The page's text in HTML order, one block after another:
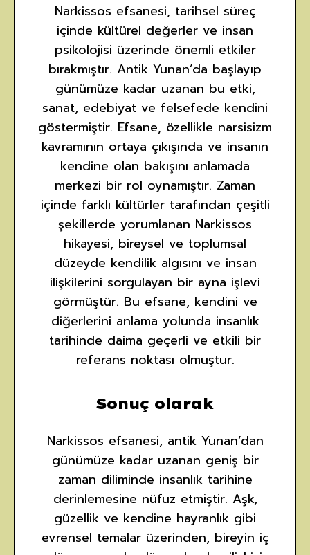
Narkissos efsanesi, tarihsel süreç
içinde kültürel değerler ve insan
psikolojisi üzerinde önemli etkiler
bırakmıştır. Antik Yunan’da başlayıp
günümüze kadar uzanan bu etki,
sanat, edebiyat ve felsefede kendini
göstermiştir. Efsane, özellikle narsisizm
kavramının ortaya çıkışında ve insanın
kendine olan bakışını anlamada
merkezi bir rol oynamıştır. Zaman
içinde farklı kültürler tarafından çeşitli
şekillerde yorumlanan Narkissos
hikayesi, bireysel ve toplumsal
düzeyde kendilik algısını ve insan
ilişkilerini sorgulayan bir ayna işlevi
görmüştür. Bu efsane, kendini ve
diğerlerini anlama yolunda insanlık
tarihinde daima geçerli ve etkili bir
referans noktası olmuştur.
Sonuç olarak
Narkissos efsanesi, antik Yunan’dan
günümüze kadar uzanan geniş bir
zaman diliminde insanlık tarihine
derinlemesine nüfuz etmiştir. Aşk,
güzellik ve kendine hayranlık gibi
evrensel temalar üzerinden, bireyin iç